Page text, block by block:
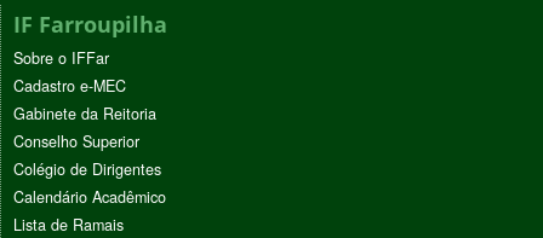
IF Farroupilha
Sobre o IFFar
Cadastro e-MEC
Gabinete da Reitoria
Conselho Superior
Colégio de Dirigentes
Calendário Acadêmico
Lista de Ramais